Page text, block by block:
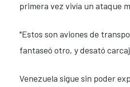
primera vez vivía un ataque
"Estos son aviones de
fantaseó otro, y desató
Venezuela sigue sin poder